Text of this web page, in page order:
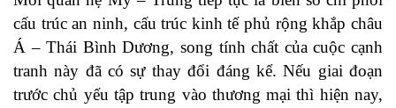
cấu trúc an ninh, cấu trúc kinh tế phủ rộng khắp châu
Á – Thái Bình Dương, song tính chất của cuộc cạnh
tranh này đã có sự thay đổi đáng kể. Nếu giai đoạn
trước chủ yếu tập trung vào thương mại thì hiện nay,